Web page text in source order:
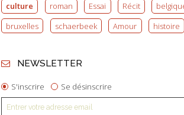
culture
roman Essai Récit
bruxelles
schaerbeek Amour histoire
NEWSLETTER
S'inscrire Se désinscrire